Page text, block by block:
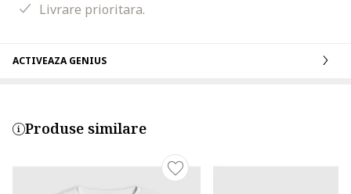
Livrare prioritara.
ACTIVEAZA GENIUS
Produse similare